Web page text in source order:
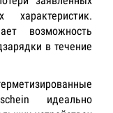
характеристик.
возможность
в течение
идеально